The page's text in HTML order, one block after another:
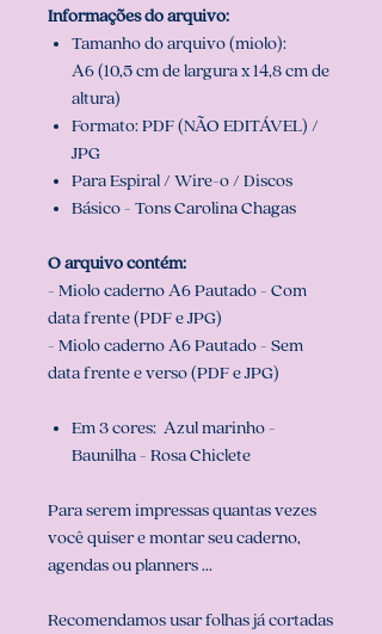
Informações do arquivo:
Tamanho do arquivo (miolo):
A6 (10,5 cm de largura x 14,8 cm de
altura)
Formato: PDF (NÃO EDITÁVEL) /
JPG
Para Espiral / Wire-o / Discos
Básico - Tons Carolina Chagas
O arquivo contém:
- Miolo caderno A6 Pautado - Com
data frente (PDF e JPG)
- Miolo caderno A6 Pautado - Sem
data frente e verso (PDF e JPG)
Em 3 cores: Azul marinho -
Baunilha - Rosa Chiclete
Para serem impressas quantas vezes
você quiser e montar seu caderno,
agendas ou planners ...
Recomendamos usar folhas já cortadas